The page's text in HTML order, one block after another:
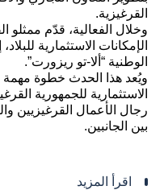
القرغيزية.
وخلال الفعالية، قدّم ممثلو
الإمكانات الاستثمارية
الوطنية “ألا-تو ريزورت”.
ويُعد هذا الحدث خطوة مهمة
الاستثمارية للجمهورية
رجال الأعمال القرغيزيين
بين الجانبين.
اقرأ المزيد